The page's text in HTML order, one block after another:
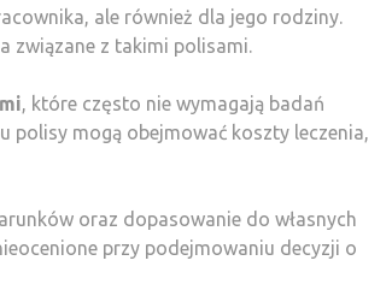
ale również dla jego rodziny.
związane z takimi polisami.
, które często nie wymagają badań
polisy mogą obejmować koszty leczenia,
oraz dopasowanie do własnych
przy podejmowaniu decyzji o